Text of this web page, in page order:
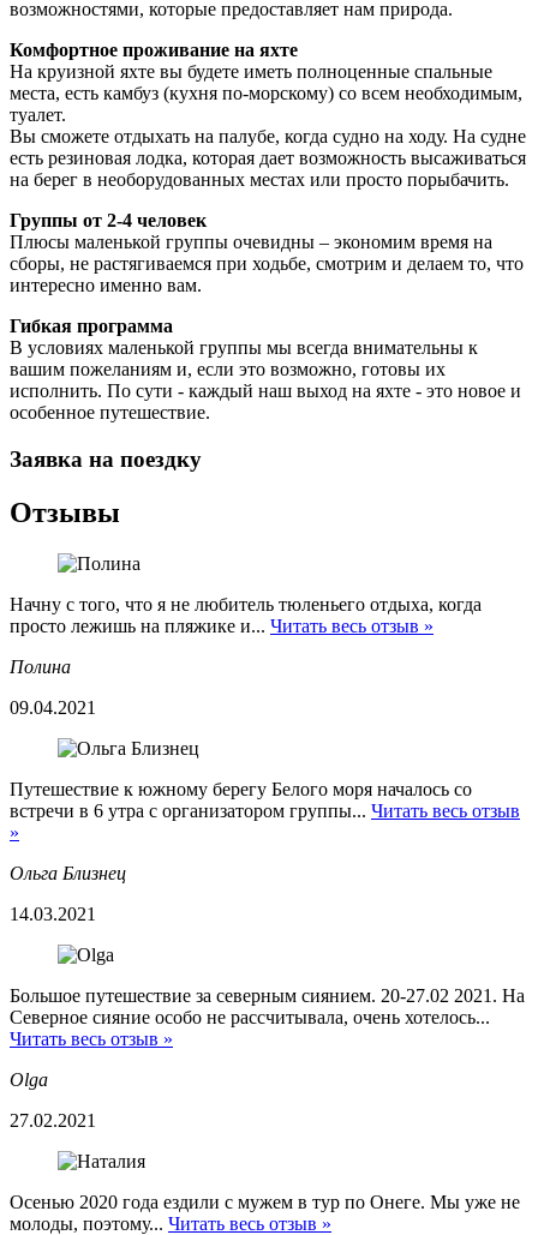
возможностями, которые предоставляет нам природа.
Комфортное проживание на яхте
На круизной яхте вы будете иметь полноценные спальные
места, есть камбуз (кухня по-морскому) со всем необходимым,
туалет.
Вы сможете отдыхать на палубе, когда судно на ходу. На судне
есть резиновая лодка, которая дает возможность высаживаться
на берег в необорудованных местах или просто порыбачить.
Группы от 2-4 человек
Плюсы маленькой группы очевидны – экономим время на
сборы, не растягиваемся при ходьбе, смотрим и делаем то, что
интересно именно вам.
Гибкая программа
В условиях маленькой группы мы всегда внимательны к
вашим пожеланиям и, если это возможно, готовы их
исполнить. По сути - каждый наш выход на яхте - это новое и
особенное путешествие.
Заявка на поездку
Отзывы
Начну с того, что я не любитель тюленьего отдыха, когда
просто лежишь на пляжике и... Читать весь отзыв »
Полина
09.04.2021
Путешествие к южному берегу Белого моря началось со
встречи в 6 утра с организатором группы... Читать весь отзыв
»
Ольга Близнец
14.03.2021
Большое путешествие за северным сиянием. 20-27.02 2021. На
Северное сияние особо не рассчитывала, очень хотелось...
Читать весь отзыв »
Olga
27.02.2021
Осенью 2020 года ездили с мужем в тур по Онеге. Мы уже не
молоды, поэтому... Читать весь отзыв »